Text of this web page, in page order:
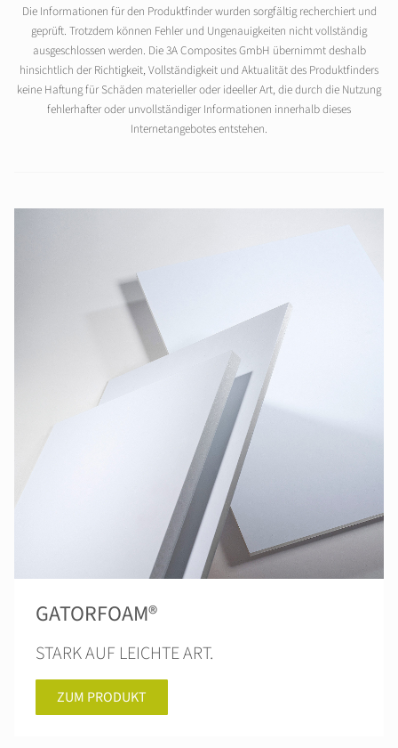
Die Informationen für den Produktfinder wurden sorgfältig recherchiert und
geprüft. Trotzdem können Fehler und Ungenauigkeiten nicht vollständig
ausgeschlossen werden. Die 3A Composites GmbH übernimmt deshalb
hinsichtlich der Richtigkeit, Vollständigkeit und Aktualität des Produktfinders
keine Haftung für Schäden materieller oder ideeller Art, die durch die Nutzung
fehlerhafter oder unvollständiger Informationen innerhalb dieses
Internetangebotes entstehen.
GATORFOAM®
STARK AUF LEICHTE ART.
ZUM PRODUKT